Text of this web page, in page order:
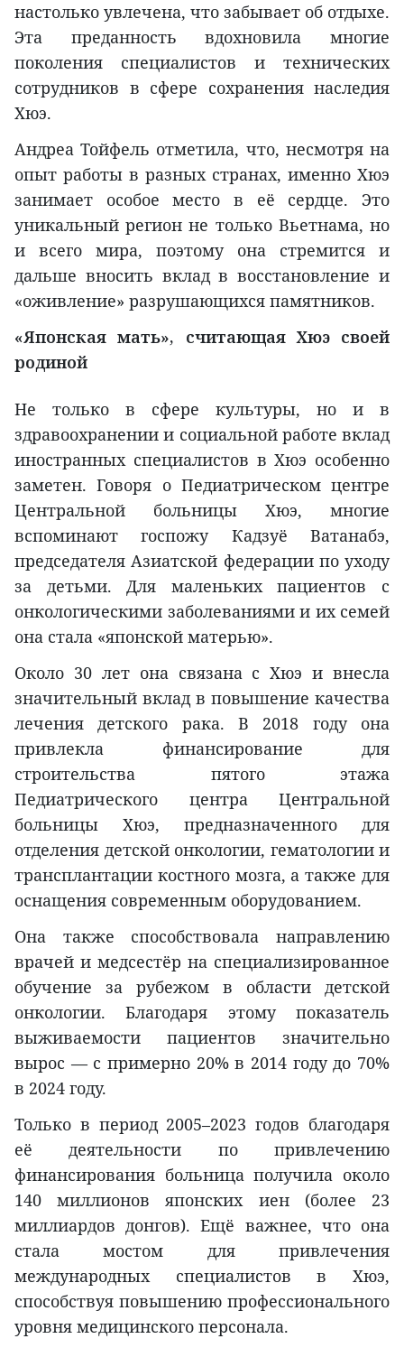
настолько увлечена, что забывает об отдыхе.
Эта преданность вдохновила многие
поколения специалистов и технических
сотрудников в сфере сохранения наследия
Хюэ.
Андреа Тойфель отметила, что, несмотря на
опыт работы в разных странах, именно Хюэ
занимает особое место в её сердце. Это
уникальный регион не только Вьетнама, но
и всего мира, поэтому она стремится и
дальше вносить вклад в восстановление и
«оживление» разрушающихся памятников.
«Японская мать», считающая Хюэ своей
родиной
Не только в сфере культуры, но и в
здравоохранении и социальной работе вклад
иностранных специалистов в Хюэ особенно
заметен. Говоря о Педиатрическом центре
Центральной больницы Хюэ, многие
вспоминают госпожу Кадзуё Ватанабэ,
председателя Азиатской федерации по уходу
за детьми. Для маленьких пациентов с
онкологическими заболеваниями и их семей
она стала «японской матерью».
Около 30 лет она связана с Хюэ и внесла
значительный вклад в повышение качества
лечения детского рака. В 2018 году она
привлекла финансирование для
строительства пятого этажа
Педиатрического центра Центральной
больницы Хюэ, предназначенного для
отделения детской онкологии, гематологии и
трансплантации костного мозга, а также для
оснащения современным оборудованием.
Она также способствовала направлению
врачей и медсестёр на специализированное
обучение за рубежом в области детской
онкологии. Благодаря этому показатель
выживаемости пациентов значительно
вырос — с примерно 20% в 2014 году до 70%
в 2024 году.
Только в период 2005–2023 годов благодаря
её деятельности по привлечению
финансирования больница получила около
140 миллионов японских иен (более 23
миллиардов донгов). Ещё важнее, что она
стала мостом для привлечения
международных специалистов в Хюэ,
способствуя повышению профессионального
уровня медицинского персонала.